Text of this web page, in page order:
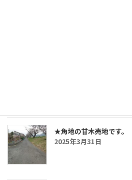
★角地の甘木売地です。
2025年3月31日